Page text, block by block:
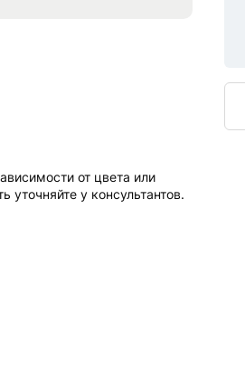
от цвета или
уточняйте у консультантов.